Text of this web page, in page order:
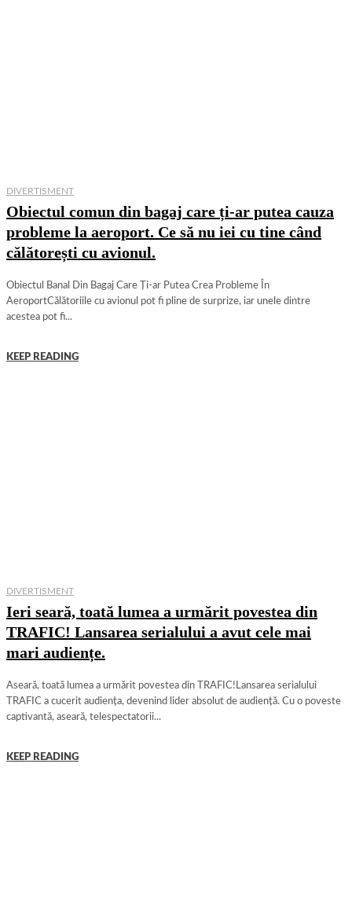
DIVERTISMENT
Obiectul comun din bagaj care ți-ar putea cauza
probleme la aeroport. Ce să nu iei cu tine când
călătorești cu avionul.
Obiectul Banal Din Bagaj Care Ți-ar Putea Crea Probleme În
AeroportCălătoriile cu avionul pot fi pline de surprize, iar unele dintre
acestea pot fi...
KEEP READING
DIVERTISMENT
Ieri seară, toată lumea a urmărit povestea din
TRAFIC! Lansarea serialului a avut cele mai
mari audiențe.
Aseară, toată lumea a urmărit povestea din TRAFIC!Lansarea serialului
TRAFIC a cucerit audiența, devenind lider absolut de audiență. Cu o poveste
captivantă, aseară, telespectatorii...
KEEP READING